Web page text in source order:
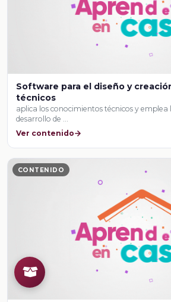
Software para el diseño y
técnicos
aplica los conocimientos técnicos y emplea
desarrollo de …
Ver contenido
CONTENIDO